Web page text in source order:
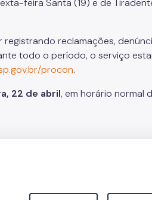
feira Santa (19) e de
reclamações,
todo o período, o serviço
procon.
22 de abril, em horário normal